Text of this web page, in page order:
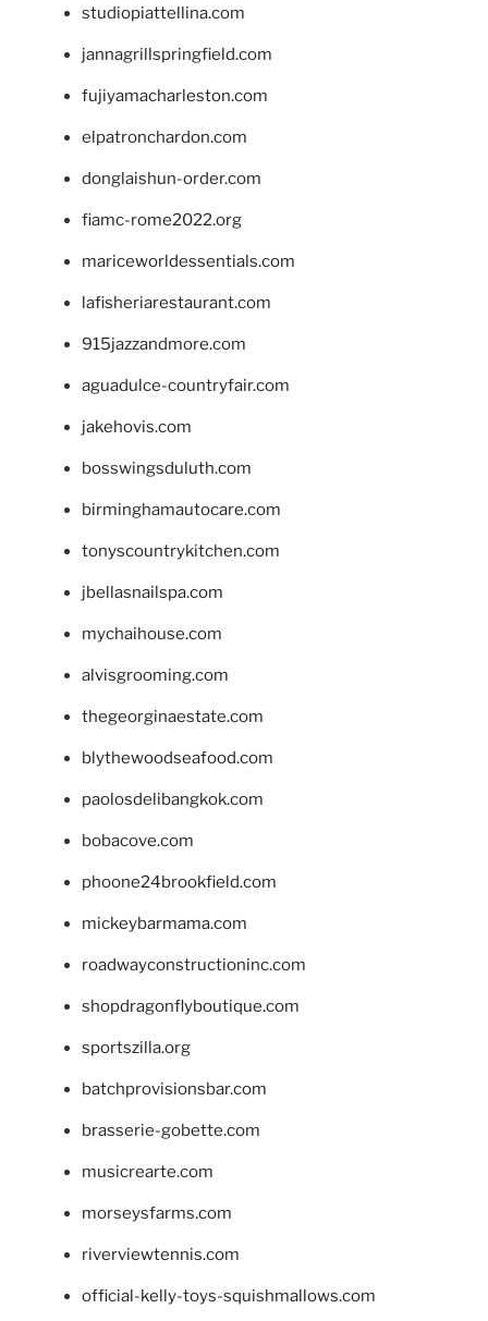
studiopiattellina.com
jannagrillspringfield.com
fujiyamacharleston.com
elpatronchardon.com
donglaishun-order.com
fiamc-rome2022.org
mariceworldessentials.com
lafisheriarestaurant.com
915jazzandmore.com
aguadulce-countryfair.com
jakehovis.com
bosswingsduluth.com
birminghamautocare.com
tonyscountrykitchen.com
jbellasnailspa.com
mychaihouse.com
alvisgrooming.com
thegeorginaestate.com
blythewoodseafood.com
paolosdelibangkok.com
bobacove.com
phoone24brookfield.com
mickeybarmama.com
roadwayconstructioninc.com
shopdragonflyboutique.com
sportszilla.org
batchprovisionsbar.com
brasserie-gobette.com
musicrearte.com
morseysfarms.com
riverviewtennis.com
official-kelly-toys-squishmallows.com